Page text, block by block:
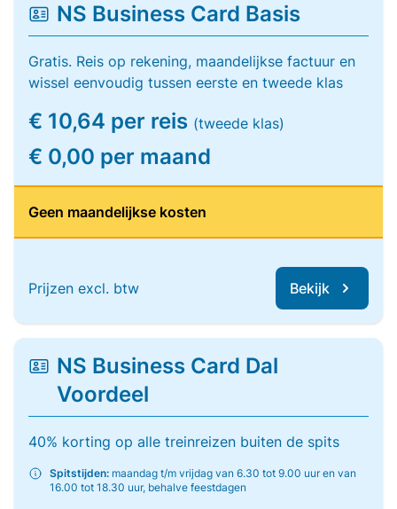
NS Business Card Basis
Gratis. Reis op rekening, maandelijkse factuur en
wissel eenvoudig tussen eerste en tweede klas
€ 10,64 per reis (tweede klas)
€ 0,00 per maand
Geen maandelijkse kosten
Prijzen excl. btw Bekijk
NS Business Card Dal
Voordeel
40% korting op alle treinreizen buiten de spits
Spitstijden: maandag t/m vrijdag van 6.30 tot 9.00 uur en van
16.00 tot 18.30 uur, behalve feestdagen